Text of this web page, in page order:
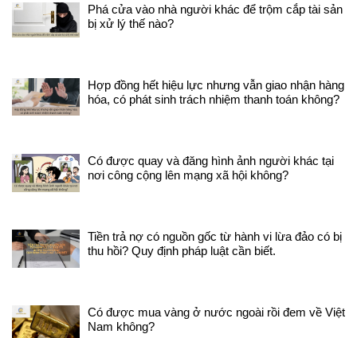
Phá cửa vào nhà người khác để trộm cắp tài sản
bị xử lý thế nào?
Hợp đồng hết hiệu lực nhưng vẫn giao nhận hàng
hóa, có phát sinh trách nhiệm thanh toán không?
Có được quay và đăng hình ảnh người khác tại
nơi công cộng lên mạng xã hội không?
Tiền trả nợ có nguồn gốc từ hành vi lừa đảo có bị
thu hồi? Quy định pháp luật cần biết.
Có được mua vàng ở nước ngoài rồi đem về Việt
Nam không?